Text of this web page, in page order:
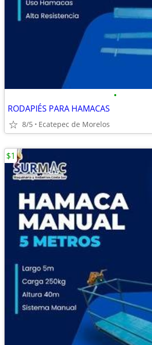
•
RODAPIÉS PARA HAMACAS
8/5 Ecatepec de Morelos
$1